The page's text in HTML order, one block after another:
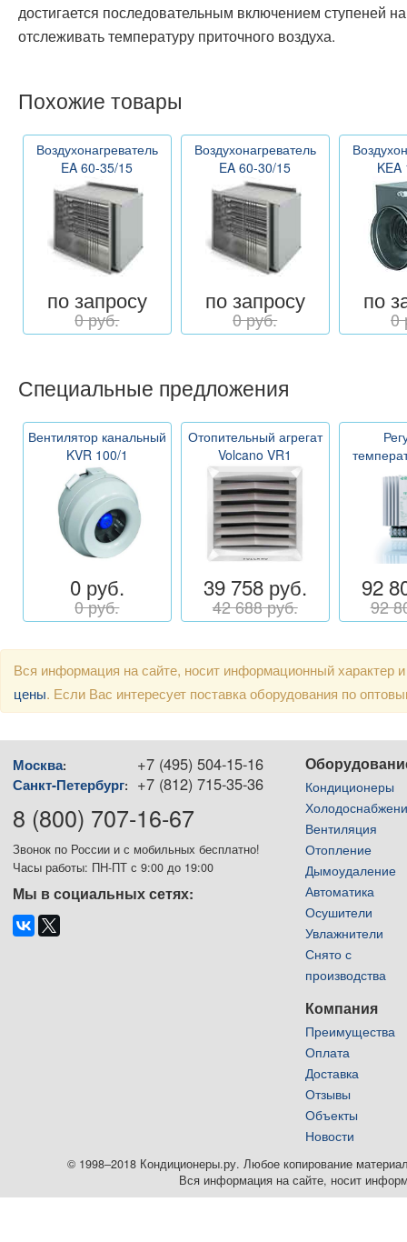
достигается последовательным включением ступеней
отслеживать температуру приточного воздуха.
Похожие товары
Воздухонагреватель
EA 60-35/15
по запросу
0 руб.
Воздухонагреватель
EA 60-30/15
по запросу
0 руб.
KEA
по
0
Специальные предложения
Вентилятор канальный
KVR 100/1
0 руб.
0 руб.
Отопительный агрегат
Volcano VR1
39 758 руб.
42 688 руб.
92
92
Вся информация на сайте, носит информационный
цены. Если Вас интересует поставка оборудования по
Москва: +7 (495) 504-15-16
Санкт-Петербург: +7 (812) 715-35-36
8 (800) 707-16-67
Звонок по России и с мобильных бесплатно!
Часы работы: ПН-ПТ с 9:00 до 19:00
Мы в социальных сетях:
Кондиционеры
Вентиляция
Отопление
Дымоудаление
Автоматика
Осушители
Увлажнители
Снято с
производства
Компания
Преимущества
Оплата
Доставка
Отзывы
Объекты
Новости
© 1998–2018 Кондиционеры.ру. Любое копирование
Вся информация на сайте, носит